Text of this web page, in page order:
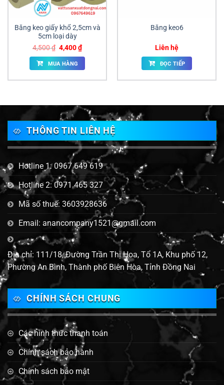
Băng keo giấy khổ 2,5cm và
5cm loại dày
4,500₫ Giá
gốc
là:
4,500 ₫.
4,400₫Giá
hiện
tại
MUA HÀNG
Băng keo6
Liên hệ
ĐỌC TIẾP
THÔNG TIN LIÊN HỆ
Hotline 1: 0967 649 619
Hotline 2: 0971 465 327
Mã số thuế: 3603928636
Email: anancompany1521@gmail.com
Địa chỉ: 111/18, Đường Trần Thị Hoa, Tổ 1A, Khu phố 12,
Phường An Bình, Thành phố Biên Hòa, Tỉnh Đồng Nai
CHÍNH SÁCH CHUNG
Các hình thức thanh toán
Chính sách bảo hành
Chính sách bảo mật